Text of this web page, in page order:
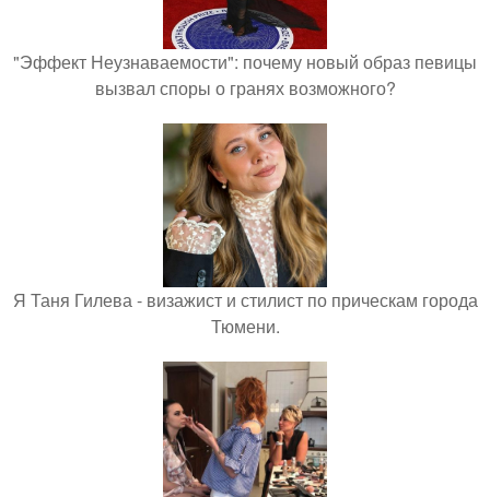
"Эффект Неузнаваемости": почему новый образ певицы
вызвал споры о гранях возможного?
Я Таня Гилева - визажист и стилист по прическам города
Тюмени.